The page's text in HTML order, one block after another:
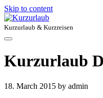
Skip to content
Kurzurlaub & Kurzreisen
Kurzurlaub
18. March 2015 by admin